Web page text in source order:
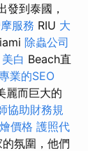
發到泰國，
服務 RIU 大
除蟲公司
美白 Beach直
業的SEO
麗而巨大的
協助財務規
價格 護照代
氛圍，他們